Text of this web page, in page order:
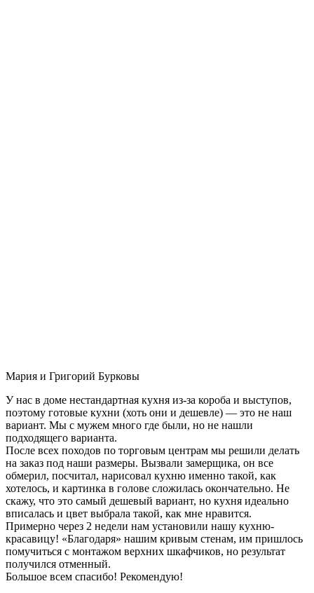
Мария и Григорий Бурковы
У нас в доме нестандартная кухня из-за короба и выступов,
поэтому готовые кухни (хоть они и дешевле) — это не наш
вариант. Мы с мужем много где были, но не нашли
подходящего варианта.
После всех походов по торговым центрам мы решили делать
на заказ под наши размеры. Вызвали замерщика, он все
обмерил, посчитал, нарисовал кухню именно такой, как
хотелось, и картинка в голове сложилась окончательно. Не
скажу, что это самый дешевый вариант, но кухня идеально
вписалась и цвет выбрала такой, как мне нравится.
Примерно через 2 недели нам установили нашу кухню-
красавицу! «Благодаря» нашим кривым стенам, им пришлось
помучиться с монтажом верхних шкафчиков, но результат
получился отменный.
Большое всем спасибо! Рекомендую!